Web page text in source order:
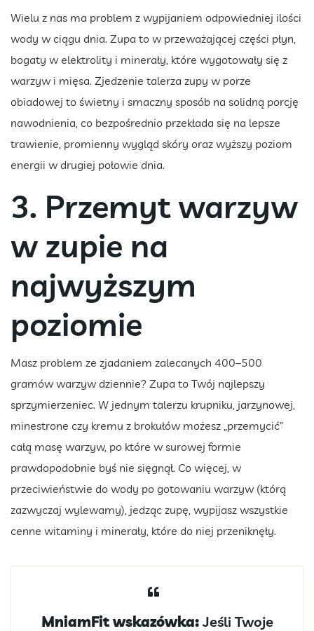
Wielu z nas ma problem z wypijaniem odpowiedniej ilości
wody w ciągu dnia. Zupa to w przeważającej części płyn,
bogaty w elektrolity i minerały, które wygotowały się z
warzyw i mięsa. Zjedzenie talerza zupy w porze
obiadowej to świetny i smaczny sposób na solidną porcję
nawodnienia, co bezpośrednio przekłada się na lepsze
trawienie, promienny wygląd skóry oraz wyższy poziom
energii w drugiej połowie dnia.
3. Przemyt warzyw
w zupie na
najwyższym
poziomie
Masz problem ze zjadaniem zalecanych 400–500
gramów warzyw dziennie? Zupa to Twój najlepszy
sprzymierzeniec. W jednym talerzu krupniku, jarzynowej,
minestrone czy kremu z brokułów możesz „przemycić”
całą masę warzyw, po które w surowej formie
prawdopodobnie byś nie sięgnął. Co więcej, w
przeciwieństwie do wody po gotowaniu warzyw (którą
zazwyczaj wylewamy), jedząc zupę, wypijasz wszystkie
cenne witaminy i minerały, które do niej przeniknęły.
MniamFit wskazówka:Jeśli Twoje